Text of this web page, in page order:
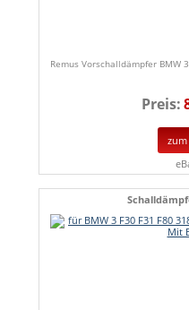
Remus Vorschalldämpfer BMW
Preis: